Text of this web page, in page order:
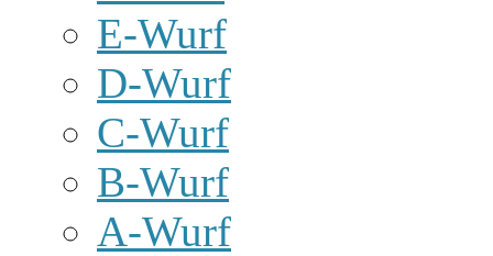
E-Wurf
D-Wurf
C-Wurf
B-Wurf
A-Wurf